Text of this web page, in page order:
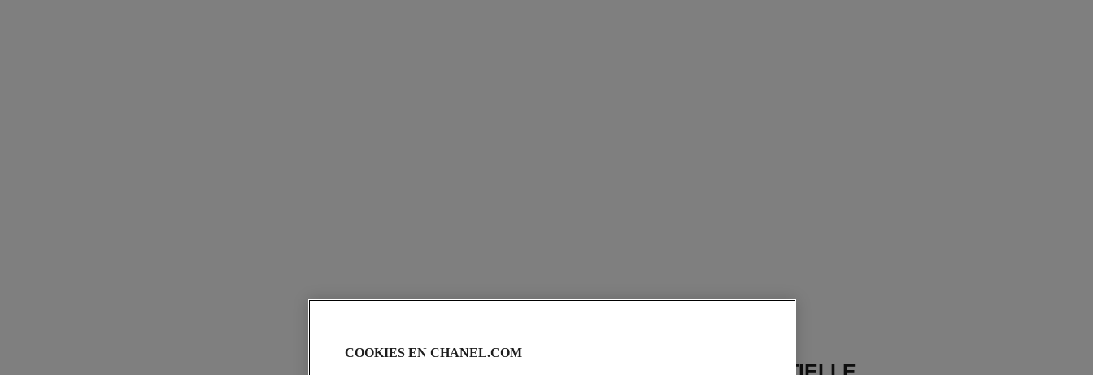
COOKIES EN CHANEL.COM